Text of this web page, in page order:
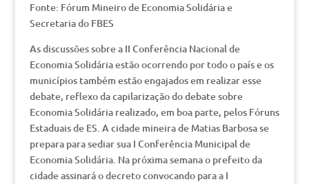
Fonte: Fórum Mineiro de Economia Solidária e
Secretaria do FBES
As discussões sobre a II Conferência Nacional de
Economia Solidária estão ocorrendo por todo o país e os
municípios também estão engajados em realizar esse
debate, reflexo da capilarização do debate sobre
Economia Solidária realizado, em boa parte, pelos Fóruns
Estaduais de ES. A cidade mineira de Matias Barbosa se
prepara para sediar sua I Conferência Municipal de
Economia Solidária. Na próxima semana o prefeito da
cidade assinará o decreto convocando para a I